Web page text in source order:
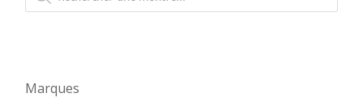
produits
Marques